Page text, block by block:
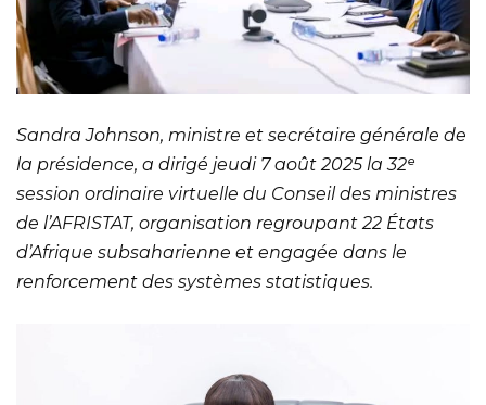
Sandra Johnson, ministre et secrétaire générale de
la présidence, a dirigé jeudi 7 août 2025 la 32ᵉ
session ordinaire virtuelle du Conseil des ministres
de l’AFRISTAT, organisation regroupant 22 États
d’Afrique subsaharienne et engagée dans le
renforcement des systèmes statistiques.